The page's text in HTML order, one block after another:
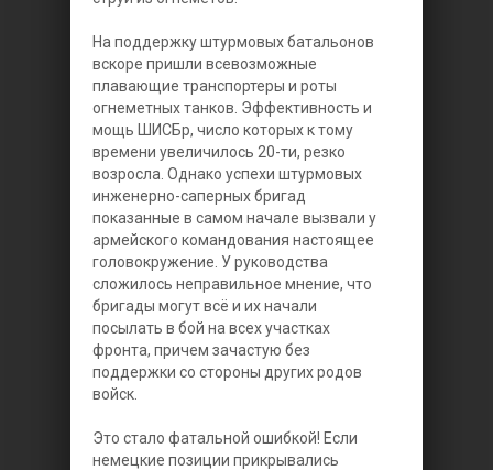
На поддержку штурмовых батальонов
вскоре пришли всевозможные
плавающие транспортеры и роты
огнеметных танков. Эффективность и
мощь ШИСБр, число которых к тому
времени увеличилось 20-ти, резко
возросла. Однако успехи штурмовых
инженерно-саперных бригад
показанные в самом начале вызвали у
армейского командования настоящее
головокружение. У руководства
сложилось неправильное мнение, что
бригады могут всё и их начали
посылать в бой на всех участках
фронта, причем зачастую без
поддержки со стороны других родов
войск.
Это стало фатальной ошибкой! Если
немецкие позиции прикрывались